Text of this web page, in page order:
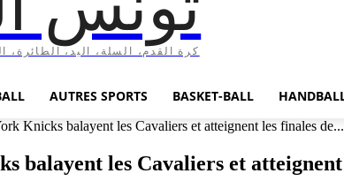
كرة القدم، السلة، اليد، الطائرة،
AUTRES SPORTS BASKET-BALL
Knicks balayent les Cavaliers et atteignent les finales de...
balayent les Cavaliers et